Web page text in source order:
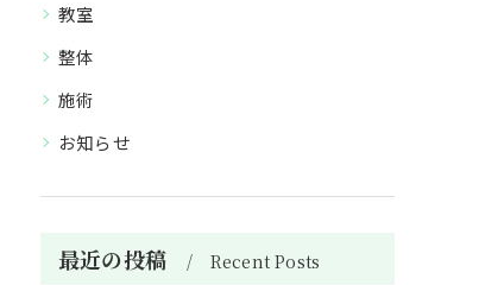
教室
整体
施術
お知らせ
最近の投稿 Recent Posts